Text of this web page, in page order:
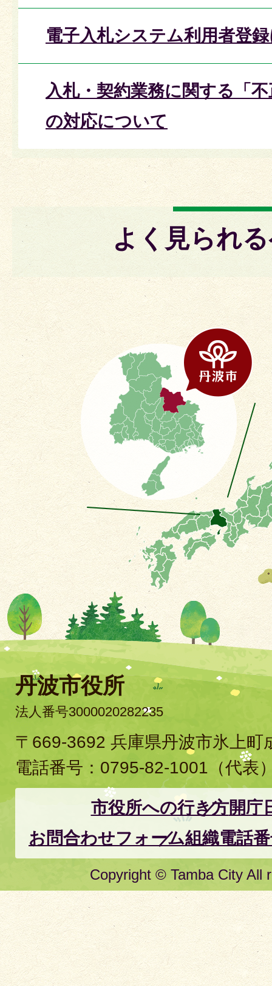
電子入札システム利用者登
入札・契約業務に関する「
の対応について
よく見られ
丹波市役所
法人番号3000020282235
〒669-3692 兵庫県丹波市氷上町
電話番号： 0795-82-1001 （代表
市役所への行き方開庁
お問合わせフォーム組織電話
Copyright © Tamba City All